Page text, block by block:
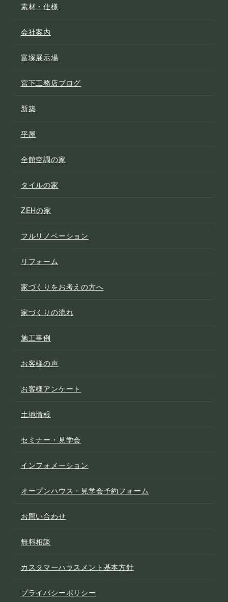
素材・仕様
会社案内
富塚展示場
宮下工務店ブログ
新築
平屋
全館空調の家
タイルの家
ZEHの家
フルリノベーション
リフォーム
家づくりをお考えの方へ
家づくりの流れ
施工事例
お客様の声
お客様アンケート
土地情報
セミナー・見学会
インフォメーション
オープンハウス・見学会予約フォーム
お問い合わせ
無料相談
カスタマーハラスメント基本方針
プライバシーポリシー